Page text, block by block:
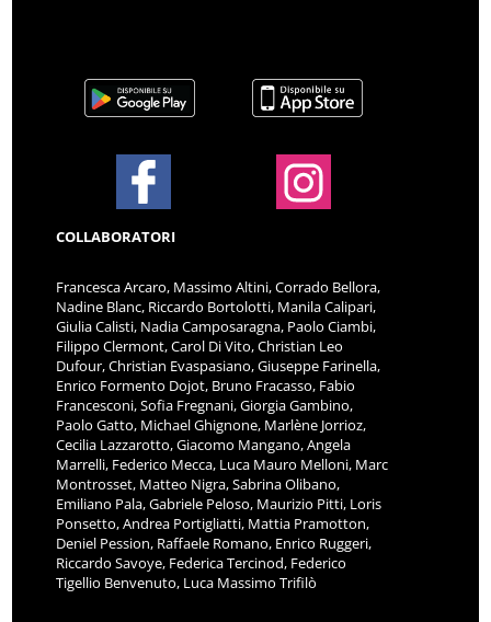
COLLABORATORI
Francesca Arcaro, Massimo Altini, Corrado Bellora,
Nadine Blanc, Riccardo Bortolotti, Manila Calipari,
Giulia Calisti, Nadia Camposaragna, Paolo Ciambi,
Filippo Clermont, Carol Di Vito, Christian Leo
Dufour, Christian Evaspasiano, Giuseppe Farinella,
Enrico Formento Dojot, Bruno Fracasso, Fabio
Francesconi, Sofia Fregnani, Giorgia Gambino,
Paolo Gatto, Michael Ghignone, Marlène Jorrioz,
Cecilia Lazzarotto, Giacomo Mangano, Angela
Marrelli, Federico Mecca, Luca Mauro Melloni, Marc
Montrosset, Matteo Nigra, Sabrina Olibano,
Emiliano Pala, Gabriele Peloso, Maurizio Pitti, Loris
Ponsetto, Andrea Portigliatti, Mattia Pramotton,
Deniel Pession, Raffaele Romano, Enrico Ruggeri,
Riccardo Savoye, Federica Tercinod, Federico
Tigellio Benvenuto, Luca Massimo Trifilò